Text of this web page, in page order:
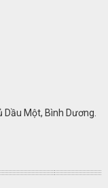
Dầu Một, Bình Dương.